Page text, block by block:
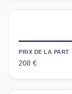
PRIX DE LA PART
208 €